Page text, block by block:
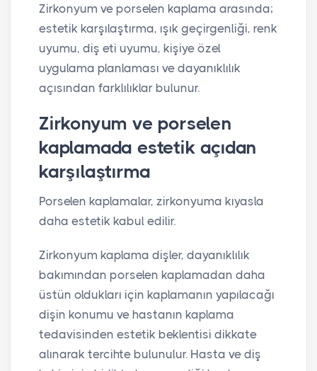
Zirkonyum ve porselen kaplama arasında;
estetik karşılaştırma, ışık geçirgenliği, renk
uyumu, diş eti uyumu, kişiye özel
uygulama planlaması ve dayanıklılık
açısından farklılıklar bulunur.
Zirkonyum ve porselen
kaplamada estetik açıdan
karşılaştırma
Porselen kaplamalar, zirkonyuma kıyasla
daha estetik kabul edilir.
Zirkonyum kaplama dişler, dayanıklılık
bakımından porselen kaplamadan daha
üstün oldukları için kaplamanın yapılacağı
dişin konumu ve hastanın kaplama
tedavisinden estetik beklentisi dikkate
alınarak tercihte bulunulur. Hasta ve diş